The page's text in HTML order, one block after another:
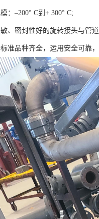
：–200° C到+ 300° C;
、密封性好的旋转接头与管
准品种齐全，运用安全可靠